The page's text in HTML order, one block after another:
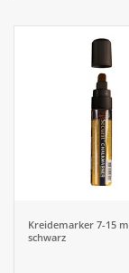
Kreidemarker 7-15
schwarz